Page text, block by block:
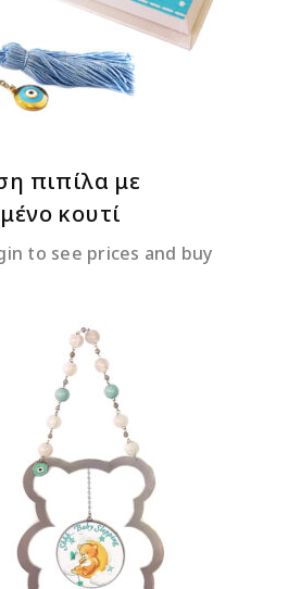
πιπίλα με
κουτί
to see prices and buy
ΔΙΑΒΆΣΤΕ ΠΕΡΙΣΣΌΤΕΡΑ